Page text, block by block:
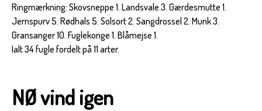
Ringmærkning: Skovsneppe 1. Landsvale 3. Gærdesmutte 1.
Jernspurv 5. Rødhals 5. Solsort 2. Sangdrossel 2. Munk 3.
Gransanger 10. Fuglekonge 1. Blåmejse 1.
Ialt 34 fugle fordelt på 11 arter.
NØ vind igen